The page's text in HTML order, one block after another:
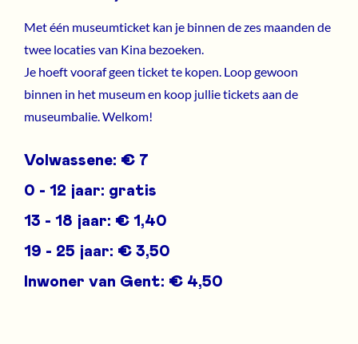
Met één museumticket kan je binnen de zes maanden de
twee locaties van Kina bezoeken.
Je hoeft vooraf geen ticket te kopen. Loop gewoon
binnen in het museum en koop jullie tickets aan de
museumbalie. Welkom!
Volwassene: € 7
0 - 12 jaar: gratis
13 - 18 jaar: € 1,40
19 - 25 jaar: € 3,50
Inwoner van Gent: € 4,50